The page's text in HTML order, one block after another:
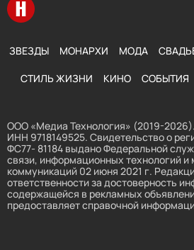
ЗВЕЗДЫ МОНАРХИ МОДА
СТИЛЬ ЖИЗНИ КИНО СОБЫТИЯ
ООО «Медиа Технология» (2019-2026).
ИНН 9718149525. Свидетельство о
ФС77- 81184 выдано Федеральной
связи, информационных технологий и
коммуникаций 02 июня 2021 г.
ответственности за достоверность
содержащейся в рекламных
предоставляет справочной